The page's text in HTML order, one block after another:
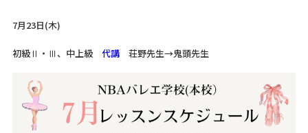
7月23日(木)
初級Ⅱ・Ⅲ、中上級 代講荘野先生→鬼頭先生